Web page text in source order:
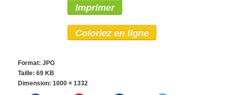
Imprimer
Coloriez en ligne
Format: JPG
Taille: 69 KB
Dimension: 1000 × 1332